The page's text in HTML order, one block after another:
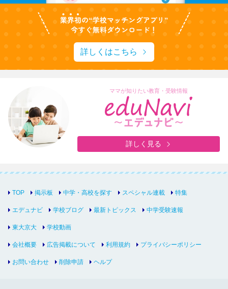
詳しくはこちら
ママが知りたい教育・受験情報
詳しく見る
TOP 掲示板 中学・高校を探す スペシャル連載 特集
エデュナビ 学校ブログ 最新トピックス 中学受験速報
東大京大 学校動画
会社概要 広告掲載について 利用規約 プライバシーポリシー
お問い合わせ 削除申請 ヘルプ